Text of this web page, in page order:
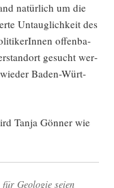
natür­lich um die
Untaug­lich­keit des
offen­ba­
gesucht wer­
Baden-Würt­
Tan­ja Gön­ner wie
Geo­lo­gie sei­en